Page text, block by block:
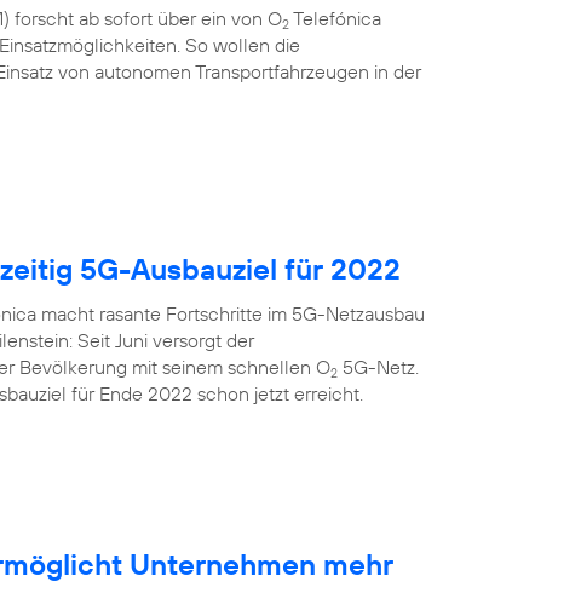
forscht ab sofort über ein von O2 Telefónica
So wollen die
von autonomen Transportfahrzeugen in der
5G-Ausbauziel für 2022
macht rasante Fortschritte im 5G-Netzausbau
Seit Juni versorgt der
Bevölkerung mit seinem schnellen O2 5G-Netz.
für Ende 2022 schon jetzt erreicht.
Unternehmen mehr